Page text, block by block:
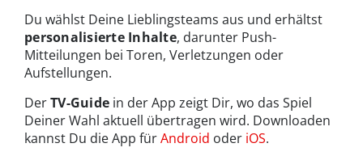
Du wählst Deine Lieblingsteams aus und erhältst
personalisierte Inhalte, darunter Push-
Mitteilungen bei Toren, Verletzungen oder
Aufstellungen.
DerTV-Guide in der App zeigt Dir, wo das Spiel
Deiner Wahl aktuell übertragen wird. Downloaden
kannst Du die App fürAndroid oder iOS.